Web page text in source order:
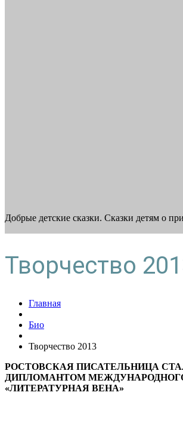
Добрые детские сказки. Сказки детям о
Творчество
Главная
Био
Творчество 2013
РОСТОВСКАЯ ПИСАТЕЛЬНИЦА
ДИПЛОМАНТОМ
«ЛИТЕРАТУРНАЯ ВЕНА»